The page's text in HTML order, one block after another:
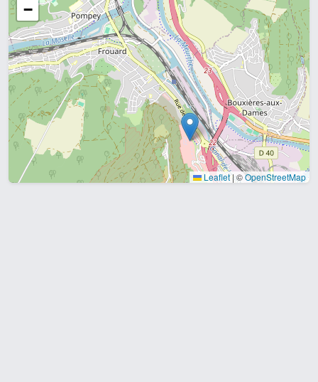
−
Leaflet|©OpenStreetMap